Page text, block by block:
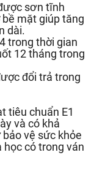
sơn tĩnh
mặt giúp tăng
dài.
trong thời gian
12 tháng trong
đổi trả trong
tiêu chuẩn E1
và có khả
vệ sức khỏe
có trong ván